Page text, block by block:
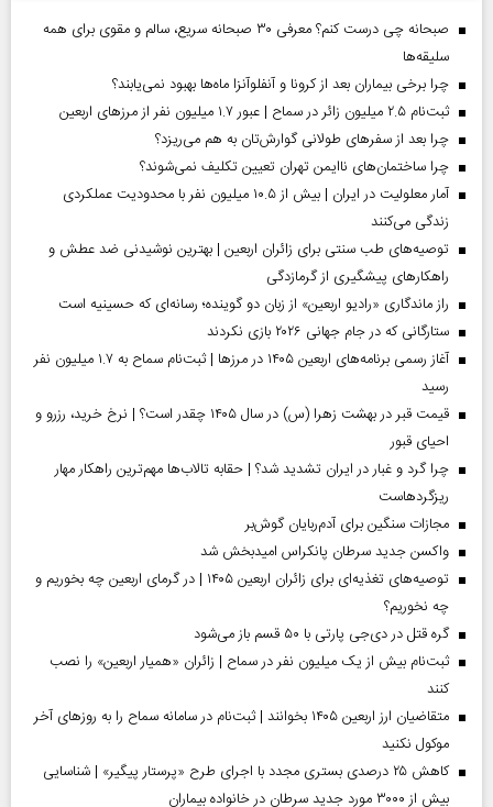
صبحانه چی درست کنم؟ معرفی ۳۰ صبحانه سریع، سالم و مقوی برای همه
سلیقه‌ها
چرا برخی بیماران بعد از کرونا و آنفلوآنزا ماه‌ها بهبود نمی‌یابند؟
ثبت‌نام ۲.۵ میلیون زائر در سماح | عبور ۱.۷ میلیون نفر از مرز‌های اربعین
چرا بعد از سفرهای طولانی گوارش‌تان به هم می‌ریزد؟
چرا ساختمان‌های ناایمن تهران تعیین تکلیف نمی‌شوند؟
آمار معلولیت در ایران | بیش از ۱۰.۵ میلیون نفر با محدودیت عملکردی
زندگی می‌کنند
توصیه‌های طب سنتی برای زائران اربعین | بهترین نوشیدنی ضد عطش و
راهکارهای پیشگیری از گرمازدگی
راز ماندگاری «رادیو اربعین» از زبان دو گوینده؛ رسانه‌ای که حسینیه است
ستارگانی که در جام جهانی ۲۰۲۶ بازی نکردند
آغاز رسمی برنامه‌های اربعین ۱۴۰۵ در مرز‌ها | ثبت‌نام سماح به ۱.۷ میلیون نفر
رسید
قیمت قبر در بهشت زهرا (س) در سال ۱۴۰۵ چقدر است؟ | نرخ خرید، رزرو و
احیای قبور
چرا گرد و غبار در ایران تشدید شد؟ | حقابه تالاب‌ها مهم‌ترین راهکار مهار
ریزگردهاست
مجازات سنگین برای آدم‌ربایان گوش‌بر
واکسن جدید سرطان پانکراس امیدبخش شد
توصیه‌های تغذیه‌ای برای زائران اربعین ۱۴۰۵ | در گرمای اربعین چه بخوریم و
چه نخوریم؟
گره قتل در دی‌جی پارتی با ۵۰ قسم باز می‌شود
ثبت‌نام بیش از یک میلیون نفر در سماح | زائران «همیار اربعین» را نصب
کنند
متقاضیان ارز اربعین ۱۴۰۵ بخوانند | ثبت‌نام در سامانه سماح را به روز‌های آخر
موکول نکنید
کاهش ۲۵ درصدی بستری مجدد با اجرای طرح «پرستار پیگیر» | شناسایی
بیش از ۳۰۰۰ مورد جدید سرطان در خانواده بیماران